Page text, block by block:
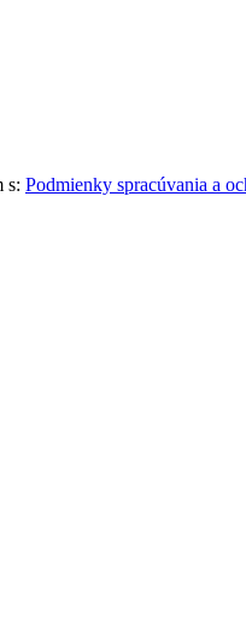
s: Podmienky spracúvania a